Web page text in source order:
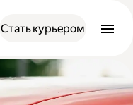
Стать курьером